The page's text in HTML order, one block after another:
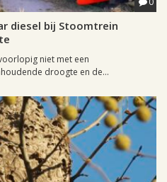
diesel bij Stoomtrein
niet met een
droogte en de...